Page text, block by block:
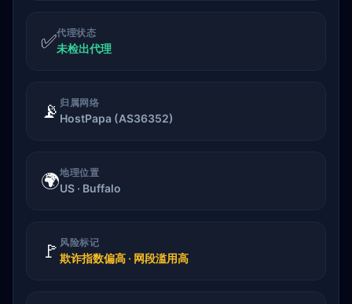
✅代理状态
未检出代理
📡 归属网络
HostPapa (AS36352)
🌍地理位置
US · Buffalo
🚩 风险标记
欺诈指数偏高 · 网段滥用高